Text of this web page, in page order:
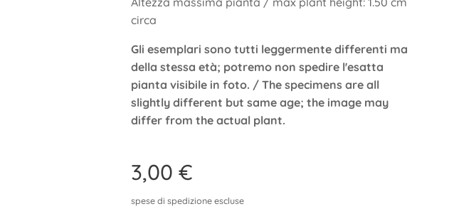
circa
Gli esemplari sono tutti leggermente differenti ma
della stessa età; potremo non spedire l'esatta
pianta visibile in foto. / The specimens are all
slightly different but same age; the image may
differ from the actual plant.
3,00 €
spese di spedizione escluse